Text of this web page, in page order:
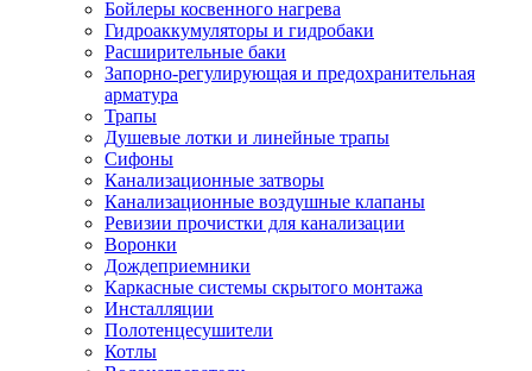
Бойлеры косвенного нагрева
Гидроаккумуляторы и гидробаки
Расширительные баки
Запорно-регулирующая и предохранительная
арматура
Трапы
Душевые лотки и линейные трапы
Сифоны
Канализационные затворы
Канализационные воздушные клапаны
Ревизии прочистки для канализации
Воронки
Дождеприемники
Каркасные системы скрытого монтажа
Инсталляции
Полотенцесушители
Котлы